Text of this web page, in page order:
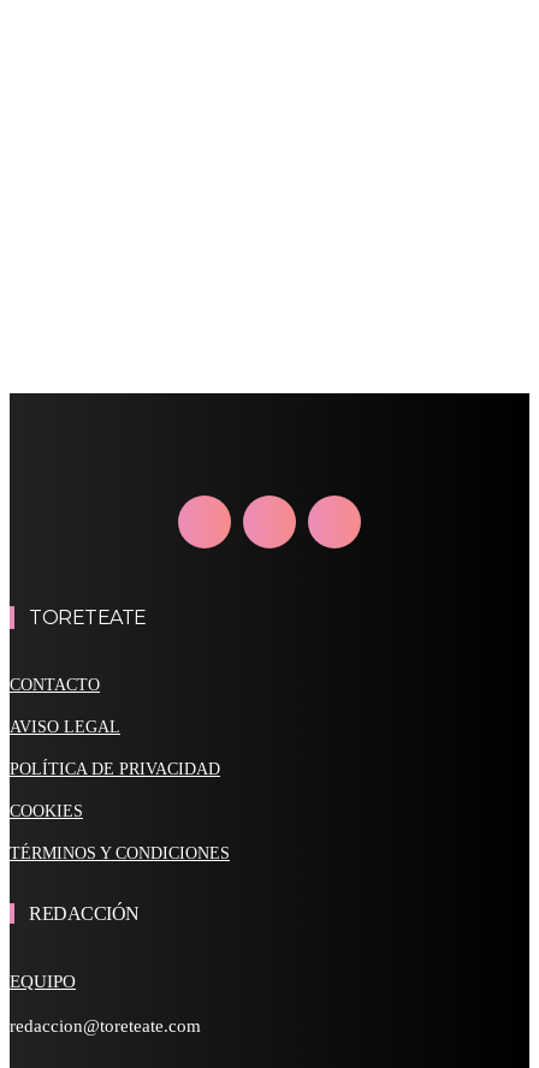
TORETEATE
CONTACTO
AVISO LEGAL
POLÍTICA DE PRIVACIDAD
COOKIES
TÉRMINOS Y CONDICIONES
REDACCIÓN
EQUIPO
redaccion@toreteate.com